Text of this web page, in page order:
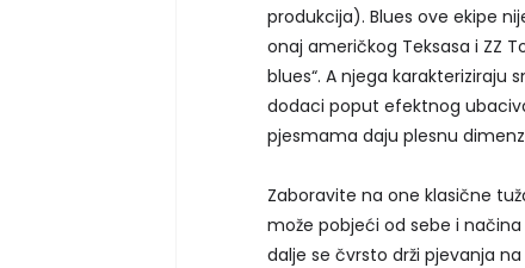
produkcija). Blues ove ekipe
onaj američkog Teksasa i ZZ
blues“. A njega karakteriziraju
dodaci poput efektnog
pjesmama daju plesnu
Zaboravite na one klasične
može pobjeći od sebe i
dalje se čvrsto drži pjevanja